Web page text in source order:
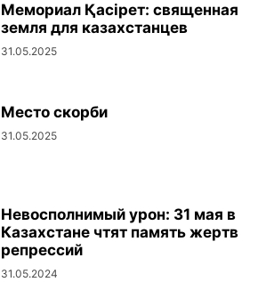
Мемориал Қасірет: священная
земля для казахстанцев
31.05.2025
Место скорби
31.05.2025
Невосполнимый урон: 31 мая в
Казахстане чтят память жертв
репрессий
31.05.2024